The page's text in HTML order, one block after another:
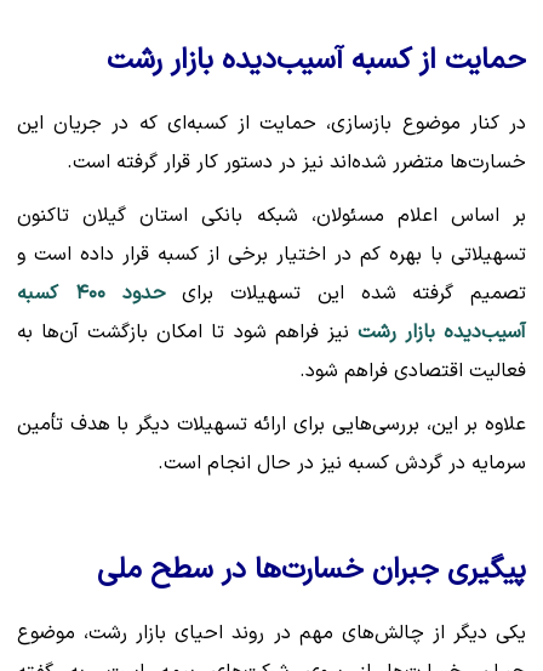
حمایت از کسبه آسیب‌دیده بازار رشت
در کنار موضوع بازسازی، حمایت از کسبه‌ای که در جریان این
خسارت‌ها متضرر شده‌اند نیز در دستور کار قرار گرفته است.
بر اساس اعلام مسئولان، شبکه بانکی استان گیلان تاکنون
تسهیلاتی با بهره کم در اختیار برخی از کسبه قرار داده است و
تصمیم گرفته شده این تسهیلات برای
حدود ۴۰۰ کسبه
آسیب‌دیده بازار رشت نیز فراهم شود تا امکان بازگشت آن‌ها به
فعالیت اقتصادی فراهم شود.
علاوه بر این، بررسی‌هایی برای ارائه تسهیلات دیگر با هدف تأمین
سرمایه در گردش کسبه نیز در حال انجام است.
پیگیری جبران خسارت‌ها در سطح ملی
یکی دیگر از چالش‌های مهم در روند احیای بازار رشت، موضوع